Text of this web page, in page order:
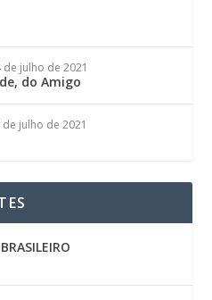
de julho de 2021
do Amigo
de julho de 2021